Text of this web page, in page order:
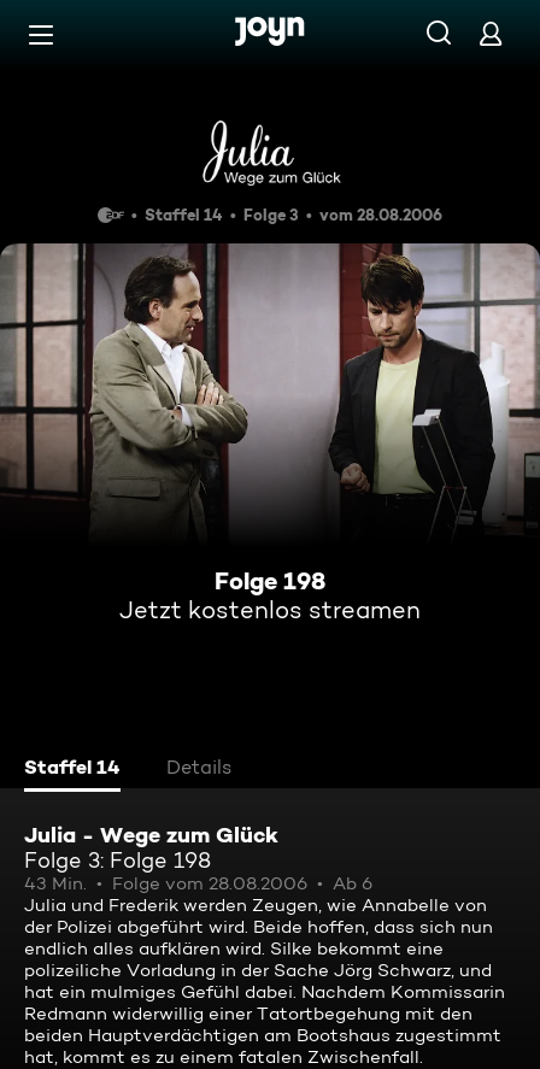
Zum Inhalt springen
Folge 198
Staffel 14 Folge 3 vom 28.08.2006
Folge 198
Jetzt kostenlos streamen
Staffel 14 Details
Julia - Wege zum Glück
Folge 3: Folge 198
43 Min. Folge vom 28.08.2006
Ab 6
Julia und Frederik werden Zeugen, wie Annabelle von
der Polizei abgeführt wird. Beide hoffen, dass sich nun
endlich alles aufklären wird. Silke bekommt eine
polizeiliche Vorladung in der Sache Jörg Schwarz, und
hat ein mulmiges Gefühl dabei. Nachdem Kommissarin
Redmann widerwillig einer Tatortbegehung mit den
beiden Hauptverdächtigen am Bootshaus zugestimmt
hat, kommt es zu einem fatalen Zwischenfall.